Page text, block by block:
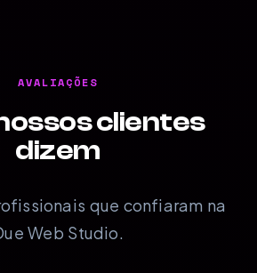
AVALIAÇÕES
clientes
dizem
que confiaram na
Web Studio.